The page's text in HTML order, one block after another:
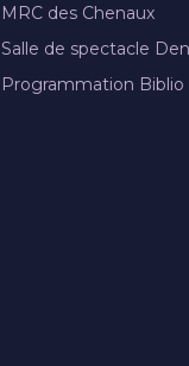
MRC des Chenaux
Salle de spectacle
Programmation Biblio